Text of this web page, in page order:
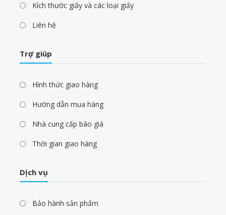
Kích thước giấy và các loại giấy
Liên hệ
Trợ giúp
Hình thức giao hàng
Hướng dẫn mua hàng
Nhà cung cấp báo giá
Thời gian giao hàng
Dịch vụ
Bảo hành sản phẩm